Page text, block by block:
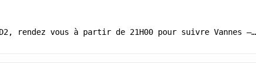
rendez vous à partir de 21H00 pour suivre Vannes –…